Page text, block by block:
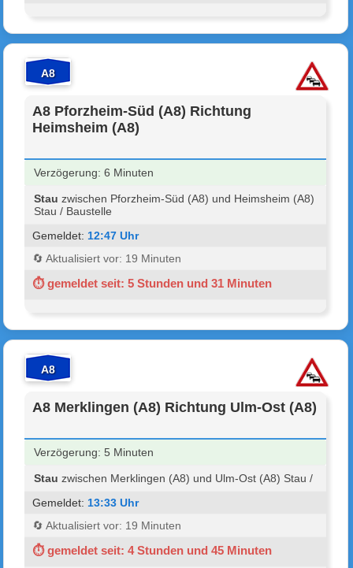
A8
A8 Pforzheim-Süd (A8) Richtung
Heimsheim (A8)
Verzögerung: 6 Minuten
Stau zwischen Pforzheim-Süd (A8) und Heimsheim (A8)
Stau / Baustelle
Gemeldet: 12:47 Uhr
🔄 Aktualisiert vor: 19 Minuten
⏱ gemeldet seit: 5 Stunden und 31 Minuten
A8
A8 Merklingen (A8) Richtung Ulm-Ost (A8)
Verzögerung: 5 Minuten
Stau zwischen Merklingen (A8) und Ulm-Ost (A8) Stau /
Gemeldet: 13:33 Uhr
🔄 Aktualisiert vor: 19 Minuten
⏱ gemeldet seit: 4 Stunden und 45 Minuten